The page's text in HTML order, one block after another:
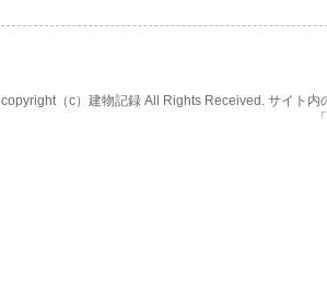
copyright（c）建物記録 All Rights Received. サイト